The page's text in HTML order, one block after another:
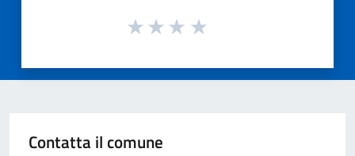
Contatta il comune